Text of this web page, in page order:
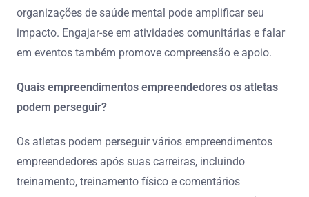
organizações de saúde mental pode amplificar seu
impacto. Engajar-se em atividades comunitárias e falar
em eventos também promove compreensão e apoio.
Quais empreendimentos empreendedores os atletas
podem perseguir?
Os atletas podem perseguir vários empreendimentos
empreendedores após suas carreiras, incluindo
treinamento, treinamento físico e comentários